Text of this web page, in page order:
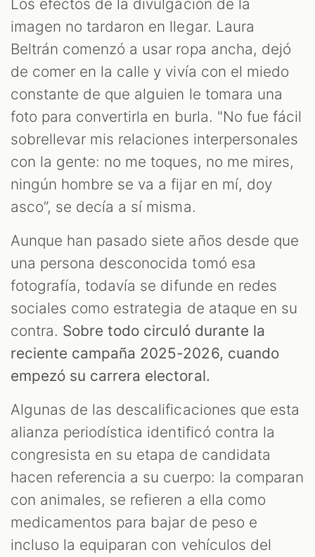
Los efectos de la divulgación de la
imagen no tardaron en llegar. Laura
Beltrán comenzó a usar ropa ancha, dejó
de comer en la calle y vivía con el miedo
constante de que alguien le tomara una
foto para convertirla en burla. "No fue fácil
sobrellevar mis relaciones interpersonales
con la gente: no me toques, no me mires,
ningún hombre se va a fijar en mí, doy
asco”, se decía a sí misma.
Aunque han pasado siete años desde que
una persona desconocida tomó esa
fotografía, todavía se difunde en redes
sociales como estrategia de ataque en su
contra. Sobre todo circuló durante la
reciente campaña 2025-2026, cuando
empezó su carrera electoral.
Algunas de las descalificaciones que esta
alianza periodística identificó contra la
congresista en su etapa de candidata
hacen referencia a su cuerpo: la comparan
con animales, se refieren a ella como
medicamentos para bajar de peso e
incluso la equiparan con vehículos del